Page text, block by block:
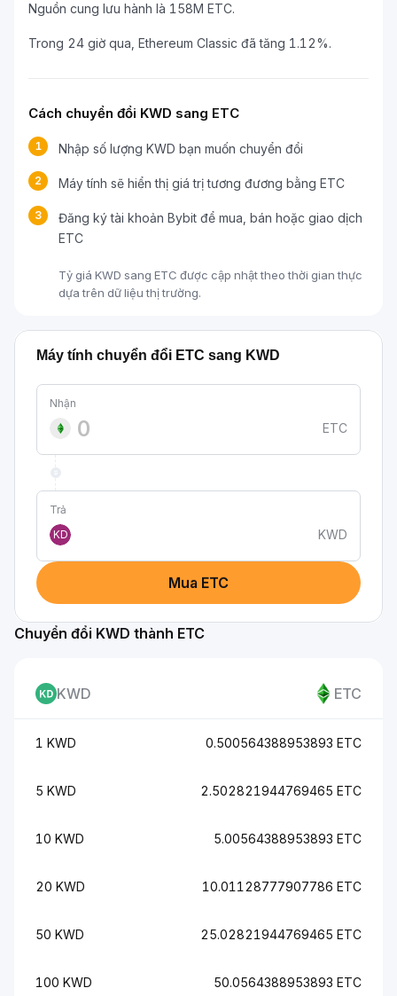
Nguồn cung lưu hành là 158M ETC.
Trong 24 giờ qua, Ethereum Classic đã tăng 1.12%.
Cách chuyển đổi KWD sang ETC
1 Nhập số lượng KWD bạn muốn chuyển đổi
2 Máy tính sẽ hiển thị giá trị tương đương bằng ETC
3
Đăng ký tài khoản Bybit để mua, bán hoặc giao dịch
ETC
Tỷ giá KWD sang ETC được cập nhật theo thời gian thực
dựa trên dữ liệu thị trường.
Máy tính chuyển đổi ETC sang KWD
Nhận
ETC
Trả
KD
KWD
Mua ETC
Chuyển đổi KWD thành ETC
KWD ETC
1 KWD 0.500564388953893 ETC
5 KWD 2.502821944769465 ETC
10 KWD 5.00564388953893 ETC
20 KWD 10.01128777907786 ETC
50 KWD 25.02821944769465 ETC
100 KWD 50.0564388953893 ETC